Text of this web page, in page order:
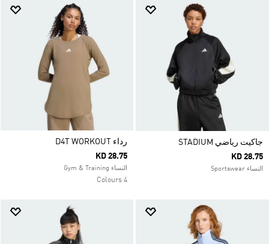
جاكيت رياضي STADIUM
KD 28.75
النساء Sportswear
رداء D4T WORKOUT
KD 28.75
النساء Gym & Training
4 Colours